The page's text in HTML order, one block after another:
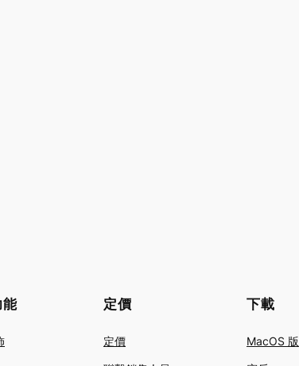
能 定價
定價
下載
MacOS 版